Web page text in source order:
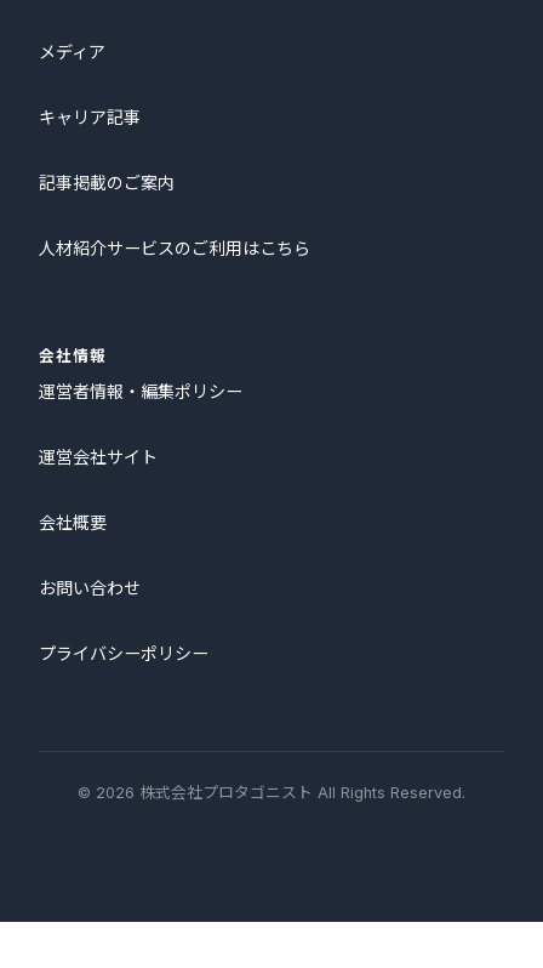
メディア
キャリア記事
記事掲載のご案内
人材紹介サービスのご利用はこちら
会社情報
運営者情報・編集ポリシー
運営会社サイト
会社概要
お問い合わせ
プライバシーポリシー
© 2026 株式会社プロタゴニスト All Rights Reserved.